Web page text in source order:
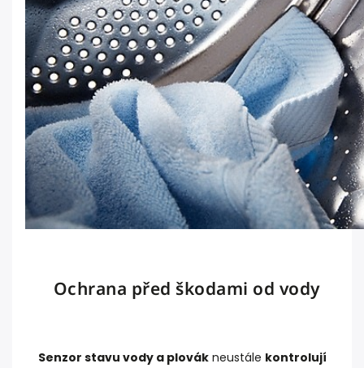
Ochrana před škodami od vody
Senzor stavu vody a plovákneustále kontrolují